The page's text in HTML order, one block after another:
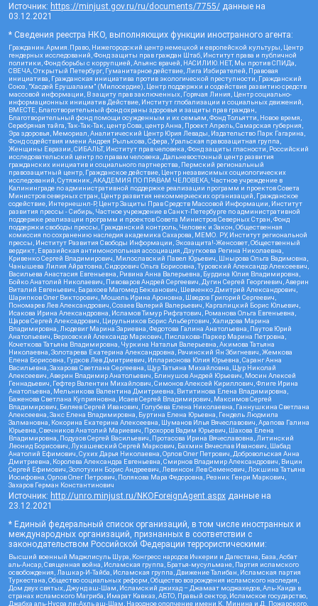
Источник: https://minjust.gov.ru/ru/documents/7755/ данные на
03.12.2021
* Сведения реестра НКО, выполняющих функции иностранного агента:
Гражданин.Армия.Право, Нижегородский центр немецкой и европейской культуры, Центр
гендерных исследований, Фонд защиты прав граждан Штаб, Институт права и публичной
политики, Фонд борьбы с коррупцией, Альянс врачей, НАСИЛИЮ.НЕТ, Мы против СПИДа,
СВЕЧА, Открытый Петербург, Гуманитарное действие, Лига Избирателей, Правовая
инициатива, Гражданская инициатива против экологической преступности, Гражданский
Союз, "Хасдей Ерушалаим" (Милосердие), Центр поддержки и содействия развитию средств
массовой информации, В защиту прав заключенных, Горячая Линия, Центр социально-
информационных инициатив Действие, Институт глобализации и социальных движений,
ВМЕСТЕ, Благотворительный фонд охраны здоровья и защиты прав граждан,
Благотворительный фонд помощи осужденным и их семьям, Фонд Тольятти, Новое время,
Серебряная тайга, Так-Так-Так, центр Сова, центр Анна, Проект Апрель, Самарская губерния,
Эра здоровья, Мемориал, Аналитический Центр Юрия Левады, Издательство Парк Гагарина,
Фонд содействия имени Андрея Рылькова, Сфера, Уральская правозащитная группа,
Женщины Евразии, СИБАЛЬТ, Институт прав человека, Фонд защиты гласности, Российский
исследовательский центр по правам человека, Дальневосточный центр развития
гражданских инициатив и социального партнерства, Пермский региональный
правозащитный центр, Гражданское действие, Центр независимых социологических
исследований, Сутяжник, АКАДЕМИЯ ПО ПРАВАМ ЧЕЛОВЕКА, Частное учреждение в
Калининграде по административной поддержке реализации программ и проектов Совета
Министров северных стран, Центр развития некоммерческих организаций, Гражданское
содействие, Интернешнл-Р, Центр Защиты Прав Средств Массовой Информации, Институт
развития прессы - Сибирь, Частное учреждение в Санкт-Петербурге по административной
поддержке реализации программ и проектов Совета Министров Северных Стран, Фонд
поддержки свободы прессы, Гражданский контроль, Человек и Закон, Общественная
комиссия по сохранению наследия академика Сахарова, МЕМО. РУ, Институт региональной
прессы, Институт Развития Свободы Информации, Экозащита!-Женсовет, Общественный
вердикт, Евразийская антимонопольная ассоциация, Дзугкоева Регина Николаевна,
Кривенко Сергей Владимирович, Милославский Павел Юрьевич, Шнырова Ольга Вадимовна,
Чанышева Лилия Айратовна, Сидорович Ольга Борисовна, Туровский Александр Алексеевич,
Васильева Анастасия Евгеньевна, Ривина Анна Валерьевна, Бурдина Юлия Владимировна,
Бойко Анатолий Николаевич, Пивоваров Андрей Сергеевич, Дугин Сергей Георгиевич, Аверин
Виталий Евгеньевич, Барахоев Магомед Бекханович, Шевченко Дмитрий Александрович,
Шарипков Олег Викторович, Мошель Ирина Ароновна, Шведов Григорий Сергеевич,
Пономарев Лев Александрович, Созаев Валерий Валерьевич, Каргалицкий Борис Юльевич,
Исакова Ирина Александровна, Исламов Тимур Рифгатович, Романова Ольга Евгеньевна,
Щаров Сергей Алексадрович, Цирульников Борис Альбертович, Халидова Марина
Владимировна, Людевиг Марина Зариевна, Федотова Галина Анатольевна, Паутов Юрий
Анатольевич, Верховский Александр Маркович, Пислакова-Паркер Марина Петровна,
Кочеткова Татьяна Владимировна, Чуркина Наталья Валерьевна, Акимова Татьяна
Николаевна, Золотарева Екатерина Александровна, Рачинский Ян Збигневич, Жемкова
Елена Борисовна, Гудков Лев Дмитриевич, Илларионова Юлия Юрьевна, Саранг Анна
Васильевна, Захарова Светлана Сергеевна, Щур Татьяна Михайловна, Щур Николай
Алексеевич, Аверин Владимир Анатольевич, Блинушов Андрей Юрьевич, Мосин Алексей
Геннадьевич, Гефтер Валентин Михайлович, Симонов Алексей Кириллович, Флиге Ирина
Анатольевна, Мельникова Валентина Дмитриевна, Вититинова Елена Владимировна,
Баженова Светлана Куприяновна, Исаев Сергей Владимирович, Максимов Сергей
Владимирович, Беляев Сергей Иванович, Голубева Елена Николаевна, Ганнушкина Светлана
Алексеевна, Закс Елена Владимировна, Буртина Елена Юрьевна, Гендель Людмила
Залмановна, Кокорина Екатерина Алексеевна, Шуманов Илья Вячеславович, Арапова Галина
Юрьевна, Свечников Анатолий Мариевич, Прохоров Вадим Юрьевич, Шахова Елена
Владимировна, Подузов Сергей Васильевич, Протасова Ирина Вячеславовна, Литинский
Леонид Борисович, Лукашевский Сергей Маркович, Бахмин Вячеслав Иванович, Шабад
Анатолий Ефимович, Сухих Дарья Николаевна, Орлов Олег Петрович, Добровольская Анна
Дмитриевна, Королева Александра Евгеньевна, Смирнов Владимир Александрович, Вицин
Сергей Ефимович, Золотухин Борис Андреевич, Левинсон Лев Семенович, Локшина Татьяна
Иосифовна, Орлов Олег Петрович, Полякова Мара Федоровна, Резник Генри Маркович,
Захаров Герман Константинович
Источник: http://unro.minjust.ru/NKOForeignAgent.aspx данные на
23.12.2021
* Единый федеральный список организаций, в том числе иностранных и
международных организаций, признанных в соответствии с
законодательством Российской Федерации террористическими:
Высший военный Маджлисуль Шура, Конгресс народов Ичкерии и Дагестана, База, Асбат
аль-Ансар, Священная война, Исламская группа, Братья-мусульмане, Партия исламского
освобождения, Лашкар-И-Тайба, Исламская группа, Движение Талибан, Исламская партия
Туркестана, Общество социальных реформ, Общество возрождения исламского наследия,
Дом двух святых, Джунд аш-Шам, Исламский джихад – Джамаат моджахедов, Аль-Каида в
странах исламского Магриба, Имарат Кавказ, АБТО, Правый сектор, Исламское государство,
Джабха аль-Нусра ли-Ахль аш-Шам, Народное ополчение имени К. Минина и Д. Пожарского,